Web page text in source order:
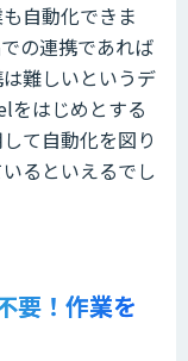
自動化できま
の連携であれば
難しいというデ
をはじめとする
て自動化を図り
るといえるでし
要！作業を